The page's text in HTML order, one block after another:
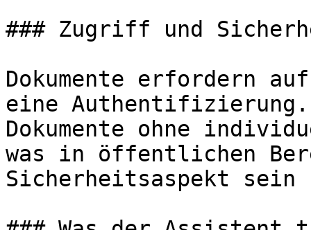
### Zugriff und
Dokumente erfordern
eine Authentifizierung.
Dokumente ohne
was in öffentlichen
Sicherheitsaspekt sein